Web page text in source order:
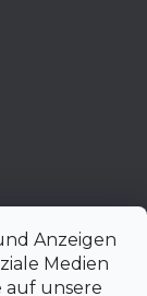
Anzeigen
Medien
unsere